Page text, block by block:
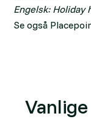
Engelsk: Holiday
Se også